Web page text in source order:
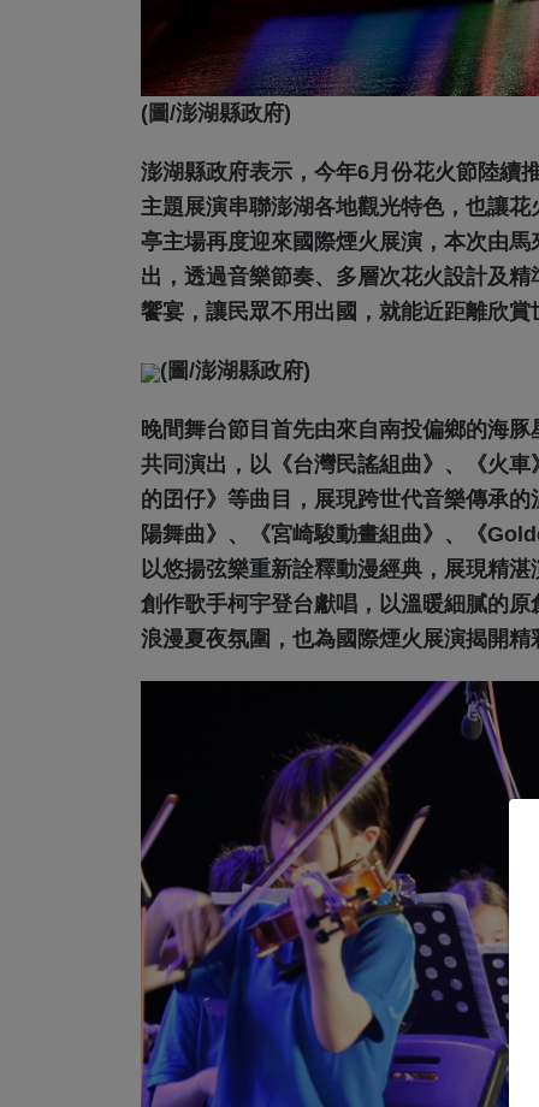
(圖/澎湖縣政府)
澎湖縣政府表示，今年6月份花火節陸續
主題展演串聯澎湖各地觀光特色，也讓
亭主場再度迎來國際煙火展演，本次由
出，透過音樂節奏、多層次花火設計及
饗宴，讓民眾不用出國，就能近距離欣賞
(圖/澎湖縣政府)
晚間舞台節目首先由來自南投偏鄉的海
共同演出，以《台灣民謠組曲》、《火
的囝仔》等曲目，展現跨世代音樂傳承
陽舞曲》、《宮崎駿動畫組曲》、《
以悠揚弦樂重新詮釋動漫經典，展現精
創作歌手柯宇登台獻唱，以溫暖細膩的
浪漫夏夜氛圍，也為國際煙火展演揭開精